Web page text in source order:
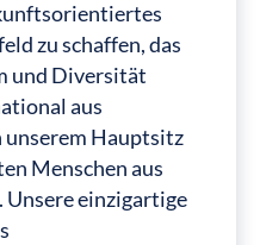
zu schaffen, das
und Diversität
aus
unserem Hauptsitz
Menschen aus
einzigartige